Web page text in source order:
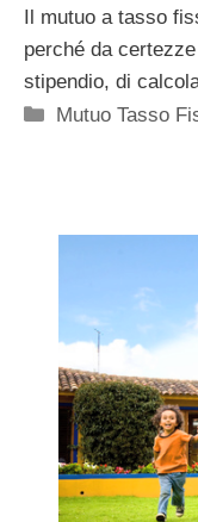
Il mutuo a tasso
perché da
stipendio, di
Categorie
Mutuo Tasso